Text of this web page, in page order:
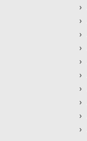
›
›
›
›
›
›
›
›
›
›